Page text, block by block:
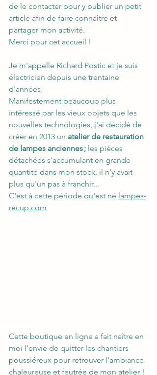
de le contacter pour y publier un petit
article afin de faire connaître et
partager mon activité.
Merci pour cet accueil !
Je m'appelle Richard Postic et je suis
électricien depuis une trentaine
d'années.
Manifestement beaucoup plus
intéressé par les vieux objets que les
nouvelles technologies, j'ai décidé de
créer en 2013 un atelier de restauration
de lampes anciennes ; les pièces
détachées s'accumulant en grande
quantité dans mon stock, il n'y avait
plus qu'un pas à franchir...
C'est à cette période qu'est né lampes-
recup.com
Cette boutique en ligne a fait naître en
moi l'envie de quitter les chantiers
poussiéreux pour retrouver l'ambiance
chaleureuse et feutrée de mon atelier !